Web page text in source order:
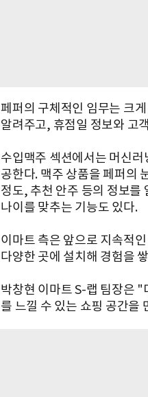
페퍼의 구체적인 임무는 크
알려주고, 휴점일 정보와 고
수입맥주 섹션에서는 머신러
공한다. 맥주 상품을 페퍼의
정도, 추천 안주 등의 정보를
나이를 맞추는 기능도 있다.
이마트 측은 앞으로 지속적
다양한 곳에 설치해 경험을
박창현 이마트 S-랩 팀장은 "
를 느낄 수 있는 쇼핑 공간을